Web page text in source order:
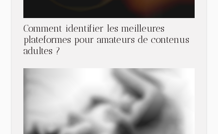
Comment identifier les meilleures
plateformes pour amateurs de contenus
adultes ?